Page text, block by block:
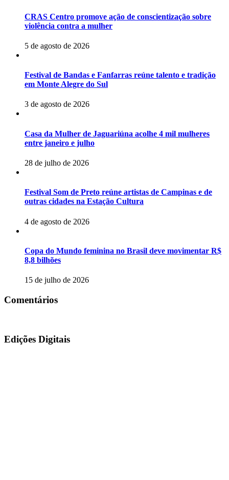
CRAS Centro promove ação de conscientização sobre
violência contra a mulher
5 de agosto de 2026
Festival de Bandas e Fanfarras reúne talento e tradição
em Monte Alegre do Sul
3 de agosto de 2026
Casa da Mulher de Jaguariúna acolhe 4 mil mulheres
entre janeiro e julho
28 de julho de 2026
Festival Som de Preto reúne artistas de Campinas e de
outras cidades na Estação Cultura
4 de agosto de 2026
Copa do Mundo feminina no Brasil deve movimentar R$
8,8 bilhões
15 de julho de 2026
Comentários
Edições Digitais